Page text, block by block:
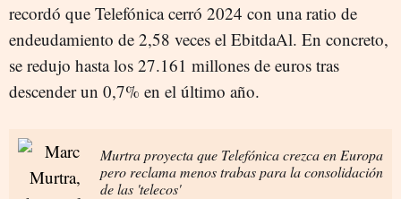
recordó que Telefónica cerró 2024 con una ratio de
endeudamiento de 2,58 veces el EbitdaAl. En concreto,
se redujo hasta los 27.161 millones de euros tras
descender un 0,7% en el último año.
Murtra proyecta que Telefónica crezca en Europa
pero reclama menos trabas para la consolidación
de las 'telecos'